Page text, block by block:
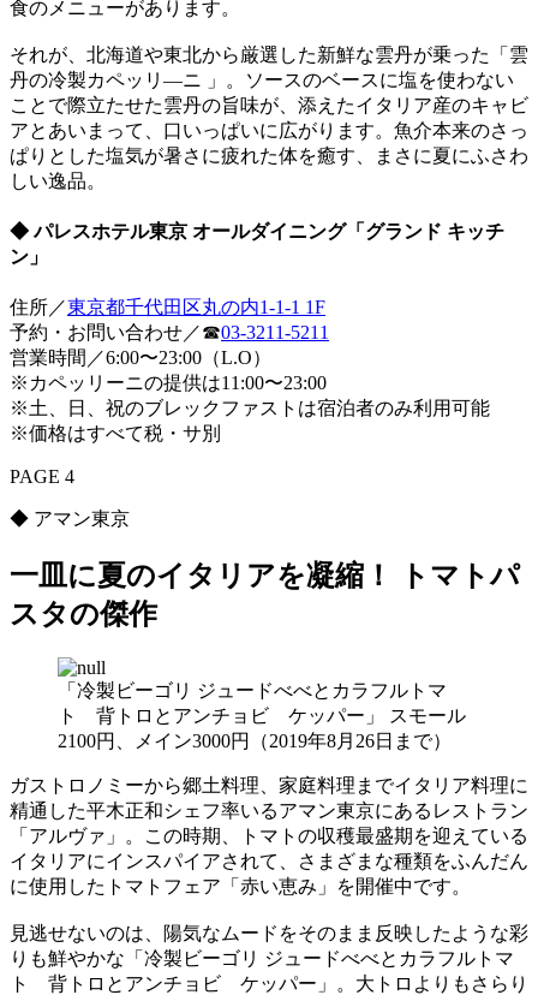
食のメニューがあります。
それが、北海道や東北から厳選した新鮮な雲丹が乗った「雲
丹の冷製カペッリ―ニ 」。ソースのベースに塩を使わない
ことで際立たせた雲丹の旨味が、添えたイタリア産のキャビ
アとあいまって、口いっぱいに広がります。魚介本来のさっ
ぱりとした塩気が暑さに疲れた体を癒す、まさに夏にふさわ
しい逸品。
◆ パレスホテル東京 オールダイニング「グランド キッチ
ン」
住所／東京都千代田区丸の内1-1-1 1F
予約・お問い合わせ／☎03-3211-5211
営業時間／6:00〜23:00（L.O）
※カペッリーニの提供は11:00〜23:00
※土、日、祝のブレックファストは宿泊者のみ利用可能
※価格はすべて税・サ別
PAGE 4
◆ アマン東京
一皿に夏のイタリアを凝縮！ トマトパ
スタの傑作
「冷製ビーゴリ ジュードべべとカラフルトマ
ト 背トロとアンチョビ ケッパー」 スモール
2100円、メイン3000円（2019年8月26日まで）
ガストロノミーから郷土料理、家庭料理までイタリア料理に
精通した平木正和シェフ率いるアマン東京にあるレストラン
「アルヴァ」。この時期、トマトの収穫最盛期を迎えている
イタリアにインスパイアされて、さまざまな種類をふんだん
に使用したトマトフェア「赤い恵み」を開催中です。
見逃せないのは、陽気なムードをそのまま反映したような彩
りも鮮やかな「冷製ビーゴリ ジュードべべとカラフルトマ
ト 背トロとアンチョビ ケッパー」。大トロよりもさらり